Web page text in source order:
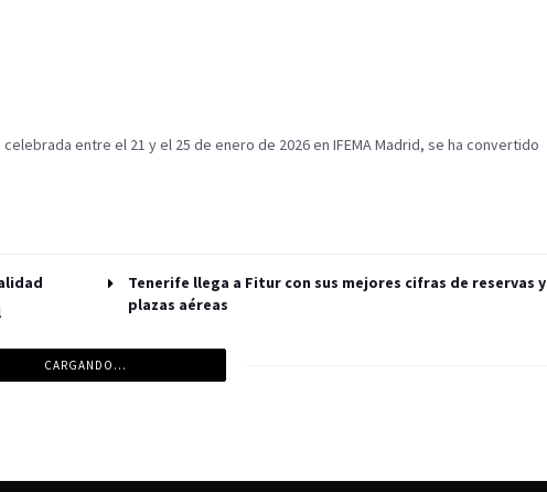
entre el 21 y el 25 de enero de 2026 en IFEMA Madrid, se ha convertido
Tenerife llega a Fitur con sus mejores cifras de reservas y
plazas aéreas
CARGANDO...